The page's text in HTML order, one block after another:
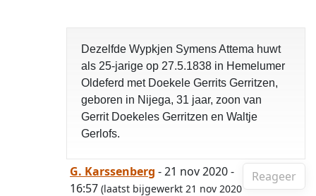
Dezelfde Wypkjen Symens Attema huwt
als 25-jarige op 27.5.1838 in Hemelumer
Oldeferd met Doekele Gerrits Gerritzen,
geboren in Nijega, 31 jaar, zoon van
Gerrit Doekeles Gerritzen en Waltje
Gerlofs.
Reageer
G. Karssenberg - 21 nov 2020 -
16:57 (laatst bijgewerkt 21 nov 2020